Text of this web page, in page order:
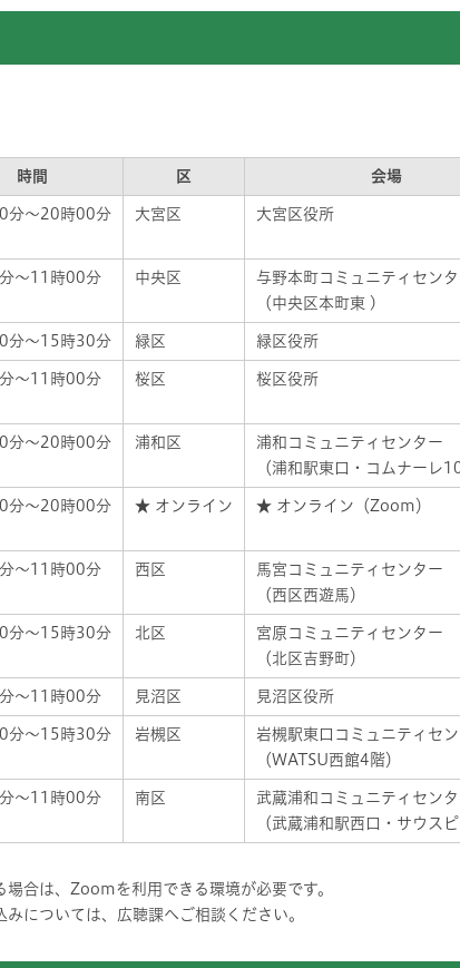
時間 区 会場
分～20時00分 大宮区 大宮区役所
～11時00分 中央区
与野本町コミュニティセン
（中央区本町東 )
分～15時30分 緑区 緑区役所
～11時00分 桜区 桜区役所
分～20時00分 浦和区
浦和コミュニティセンター
（浦和駅東口・コムナーレ10
分～20時00分 ★ オンライン ★ オンライン（Zoom）
～11時00分 西区
馬宮コミュニティセンター
（西区西遊馬）
分～15時30分 北区
宮原コミュニティセンター
（北区吉野町）
～11時00分 見沼区 見沼区役所
分～15時30分 岩槻区
岩槻駅東口コミュニティセ
（WATSU西館4階）
～11時00分 南区
武蔵浦和コミュニティセン
（武蔵浦和駅西口・サウスピ
合は、Zoomを利用できる環境が必要です。
については、広聴課へご相談ください。